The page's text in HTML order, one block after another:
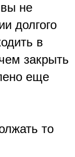
не
долгого
в
закрыть
еще
то